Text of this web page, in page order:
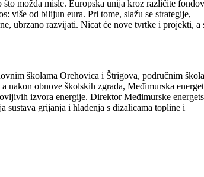
možda misle. Europska unija kroz različite
više od bilijun eura. Pri tome, slažu se strategije,
ubrzano razvijati. Nicat će nove tvrtke i projekti, a
školama Orehovica i Štrigova, područnim
nakon obnove školskih zgrada, Međimurska
izvora energije. Direktor Međimurske
grijanja i hlađenja s dizalicama topline i